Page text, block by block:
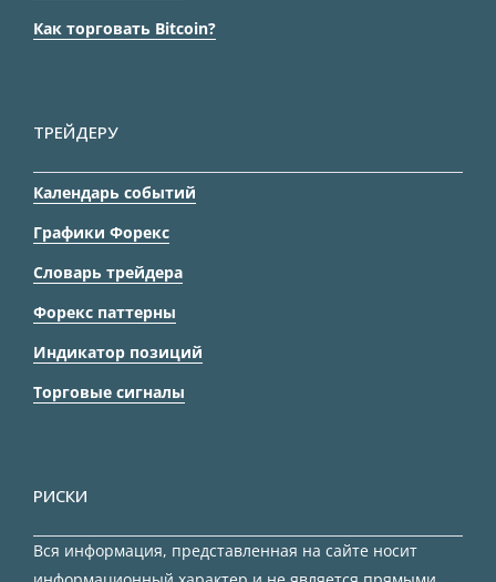
Как торговать Bitcoin?
ТРЕЙДЕРУ
Календарь событий
Графики Форекс
Словарь трейдера
Форекс паттерны
Индикатор позиций
Торговые сигналы
РИСКИ
Вся информация, представленная на сайте носит